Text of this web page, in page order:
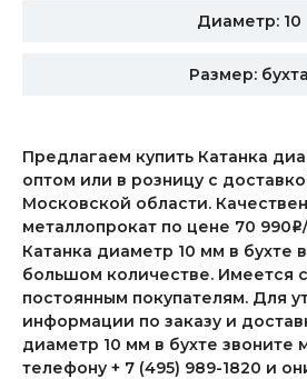
Диаметр: 10
Размер: бухта
Предлагаем купить Катанка
оптом или в розницу с
Московской области.
металлопрокат по цене 70 990i
Катанка диаметр 10 мм в бухте
большом количестве. Имеется
постоянным покупателям. Для
информации по заказу и
диаметр 10 мм в бухте
телефону + 7 (495) 989-1820 и